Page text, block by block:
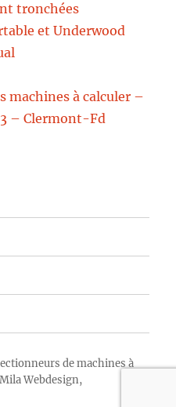
tronchées
et Underwood
machines à calculer –
– Clermont-Fd
de machines à
Mila Webdesign,